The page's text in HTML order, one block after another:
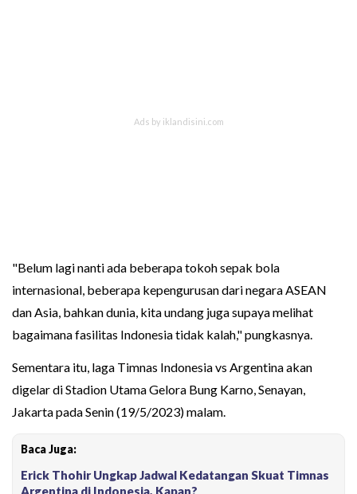
"Belum lagi nanti ada beberapa tokoh sepak bola
internasional, beberapa kepengurusan dari negara ASEAN
dan Asia, bahkan dunia, kita undang juga supaya melihat
bagaimana fasilitas Indonesia tidak kalah," pungkasnya.
Sementara itu, laga Timnas Indonesia vs Argentina akan
digelar di Stadion Utama Gelora Bung Karno, Senayan,
Jakarta pada Senin (19/5/2023) malam.
Baca Juga:
Erick Thohir Ungkap Jadwal Kedatangan Skuat Timnas
Argentina di Indonesia, Kapan?